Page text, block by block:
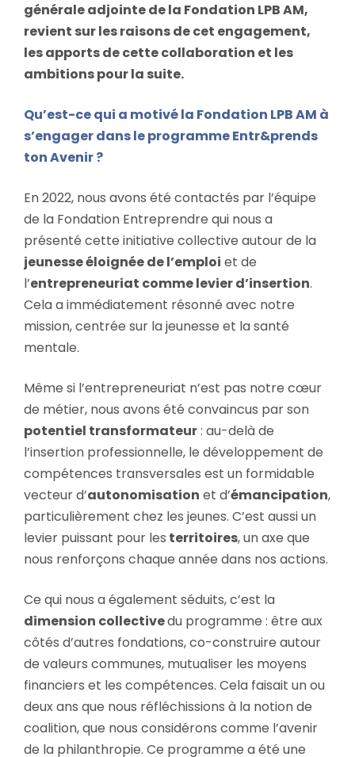
générale adjointe de la Fondation LPB AM,
revient sur les raisons de cet engagement,
les apports de cette collaboration et les
ambitions pour la suite.
Qu’est-ce qui a motivé la Fondation LPB AM à
s’engager dans le programme Entr&prends
ton Avenir ?
En 2022, nous avons été contactés par l’équipe
de la Fondation Entreprendre qui nous a
présenté cette initiative collective autour de la
jeunesse éloignée de l’emploi et de
l’entrepreneuriat comme levier d’insertion.
Cela a immédiatement résonné avec notre
mission, centrée sur la jeunesse et la santé
mentale.
Même si l’entrepreneuriat n’est pas notre cœur
de métier, nous avons été convaincus par son
potentiel transformateur: au-delà de
l’insertion professionnelle, le développement de
compétences transversales est un formidable
vecteur d’autonomisation et d’émancipation,
particulièrement chez les jeunes. C’est aussi un
levier puissant pour les territoires, un axe que
nous renforçons chaque année dans nos actions.
Ce qui nous a également séduits, c’est la
dimension collectivedu programme : être aux
côtés d’autres fondations, co-construire autour
de valeurs communes, mutualiser les moyens
financiers et les compétences. Cela faisait un ou
deux ans que nous réfléchissions à la notion de
coalition, que nous considérons comme l’avenir
de la philanthropie. Ce programme a été une